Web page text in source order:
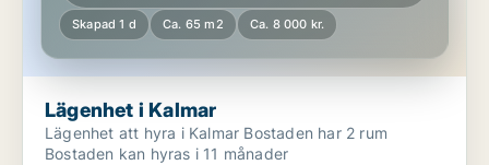
Skapad 1 d Ca. 65 m2 Ca. 8 000 kr.
Lägenhet i Kalmar
Lägenhet att hyra i Kalmar Bostaden har 2 rum
Bostaden kan hyras i 11 månader